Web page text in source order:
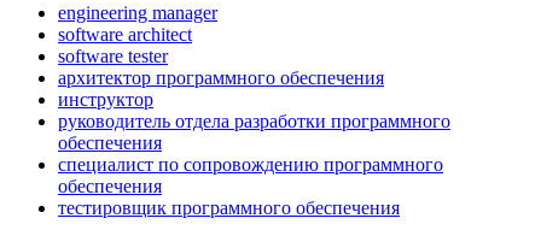
engineering manager
software architect
software tester
архитектор программного обеспечения
инструктор
руководитель отдела разработки программного
обеспечения
специалист по сопровождению программного
обеспечения
тестировщик программного обеспечения